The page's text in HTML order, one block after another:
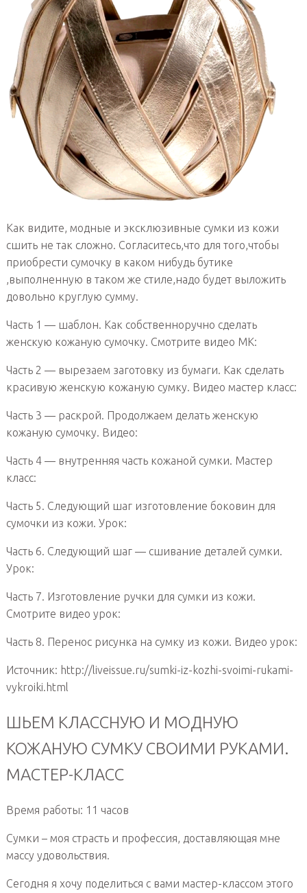
Как видите, модные и эксклюзивные сумки из кожи
сшить не так сложно. Согласитесь,что для того,чтобы
приобрести сумочку в каком нибудь бутике
,выполненную в таком же стиле,надо будет выложить
довольно круглую сумму.
Часть 1 — шаблон. Как собственноручно сделать
женскую кожаную сумочку. Смотрите видео МК:
Часть 2 — вырезаем заготовку из бумаги. Как сделать
красивую женскую кожаную сумку. Видео мастер класс:
Часть 3 — раскрой. Продолжаем делать женскую
кожаную сумочку. Видео:
Часть 4 — внутренняя часть кожаной сумки. Мастер
класс:
Часть 5. Следующий шаг изготовление боковин для
сумочки из кожи. Урок:
Часть 6. Следующий шаг — сшивание деталей сумки.
Урок:
Часть 7. Изготовление ручки для сумки из кожи.
Смотрите видео урок:
Часть 8. Перенос рисунка на сумку из кожи. Видео урок:
Источник: http://liveissue.ru/sumki-iz-kozhi-svoimi-rukami-
vykroiki.html
ШЬЕМ КЛАССНУЮ И МОДНУЮ
КОЖАНУЮ СУМКУ СВОИМИ РУКАМИ.
МАСТЕР-КЛАСС
Время работы: 11 часов
Сумки – моя страсть и профессия, доставляющая мне
массу удовольствия.
Сегодня я хочу поделиться с вами мастер-классом этого